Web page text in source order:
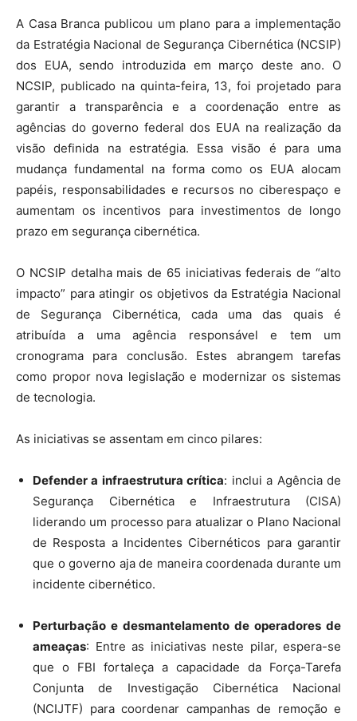
A Casa Branca publicou um plano para a implementação
da Estratégia Nacional de Segurança Cibernética (NCSIP)
dos EUA, sendo introduzida em março deste ano. O
NCSIP, publicado na quinta-feira, 13, foi projetado para
garantir a transparência e a coordenação entre as
agências do governo federal dos EUA na realização da
visão definida na estratégia. Essa visão é para uma
mudança fundamental na forma como os EUA alocam
papéis, responsabilidades e recursos no ciberespaço e
aumentam os incentivos para investimentos de longo
prazo em segurança cibernética.
O NCSIP detalha mais de 65 iniciativas federais de “alto
impacto” para atingir os objetivos da Estratégia Nacional
de Segurança Cibernética, cada uma das quais é
atribuída a uma agência responsável e tem um
cronograma para conclusão. Estes abrangem tarefas
como propor nova legislação e modernizar os sistemas
de tecnologia.
As iniciativas se assentam em cinco pilares:
Defender a infraestrutura crítica: inclui a Agência de
Segurança Cibernética e Infraestrutura (CISA)
liderando um processo para atualizar o Plano Nacional
de Resposta a Incidentes Cibernéticos para garantir
que o governo aja de maneira coordenada durante um
incidente cibernético.
Perturbação e desmantelamento de operadores de
ameaças: Entre as iniciativas neste pilar, espera-se
que o FBI fortaleça a capacidade da Força-Tarefa
Conjunta de Investigação Cibernética Nacional
(NCIJTF) para coordenar campanhas de remoção e